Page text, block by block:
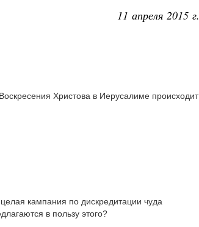
11 апреля 2015 г.
Христова в Иерусалиме происходит
кампания по дискредитации чуда
в пользу этого?